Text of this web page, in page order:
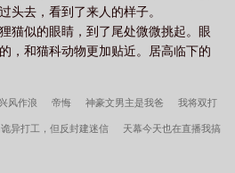
头去，看到了来人的样子。
猫似的眼睛，到了尾处微微挑起。眼
，和猫科动物更加贴近。居高临下的
风作浪 帝悔 神豪文男主是我爸 我将双打
诡异打工，但反封建迷信 天幕今天也在直播我搞